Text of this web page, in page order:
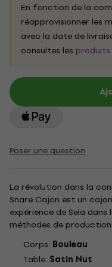
En fonction de la
réapprovisionner les
avec la date de
consultes les
Poser une question
La révolution dans la
Snare Cajon est un
expérience de Sela
méthodes de
possibilités visuelles et
Les composants aux
Corps: Bouleau
Table: Satin Nut